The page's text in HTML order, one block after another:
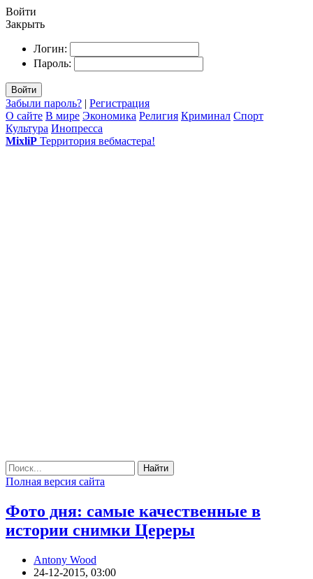
Войти
Закрыть
Логин:
Пароль:
Войти
Забыли пароль? | Регистрация
О сайте В мире Экономика Религия Криминал Спорт
Культура Инопресса
MixliP Территория вебмастера!
Найти
Полная версия сайта
Фото дня: самые качественные в
истории снимки Цереры
Antony Wood
24-12-2015, 03:00